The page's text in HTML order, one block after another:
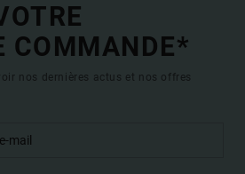
COMMANDE*
nos dernières actus et nos offres